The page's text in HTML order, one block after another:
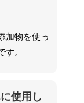
加物を使っ
。
使用し